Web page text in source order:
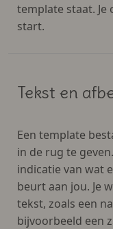
template staat. Je
start.
Tekst en
Een template
in de rug te
indicatie van wat
beurt aan jou. Je
tekst, zoals een
bijvoorbeeld een